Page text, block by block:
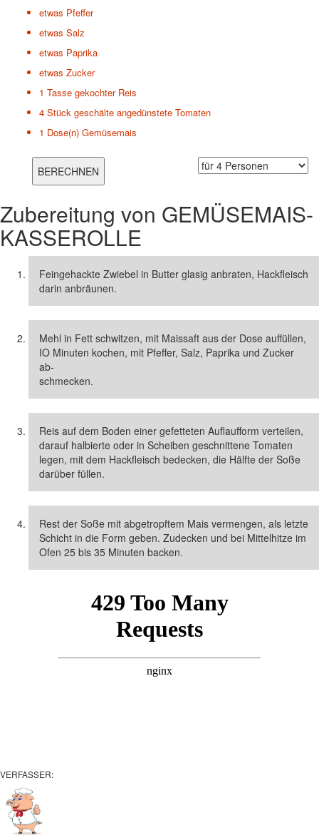
etwas Pfeffer
etwas Salz
etwas Paprika
etwas Zucker
1 Tasse gekochter Reis
4 Stück geschälte angedünstete Tomaten
1 Dose(n) Gemüsemais
Zubereitung von GEMÜSEMAIS-
KASSEROLLE
Feingehackte Zwiebel in Butter glasig anbraten, Hackfleisch
darin anbräunen.
Mehl in Fett schwitzen, mit Maissaft aus der Dose auffüllen,
IO Minuten kochen, mit Pfeffer, Salz, Paprika und Zucker
ab-
schmecken.
Reis auf dem Boden einer gefetteten Auflaufform verteilen,
darauf halbierte oder in Scheiben geschnittene Tomaten
legen, mit dem Hackfleisch bedecken, die Hälfte der Soße
darüber füllen.
Rest der Soße mit abgetropftem Mais vermengen, als letzte
Schicht in die Form geben. Zudecken und bei Mittelhitze im
Ofen 25 bis 35 Minuten backen.
VERFASSER: